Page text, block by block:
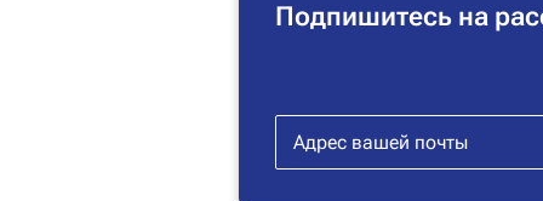
Подпишитесь на